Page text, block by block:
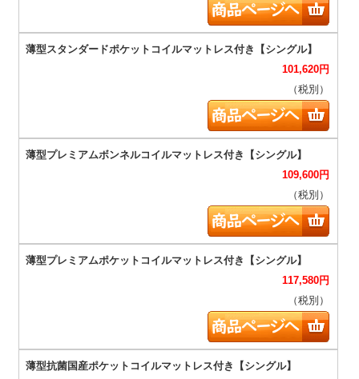
101,620円
（税別）
109,600円
（税別）
117,580円
（税別）